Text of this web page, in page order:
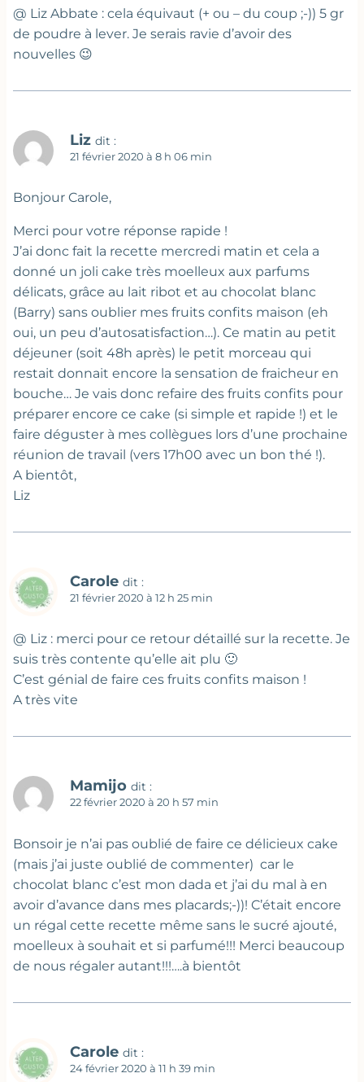
@ Liz Abbate : cela équivaut (+ ou – du coup ;-)) 5 gr
de poudre à lever. Je serais ravie d’avoir des
nouvelles 😉
Liz dit :
21 février 2020 à 8 h 06 min
Bonjour Carole,
Merci pour votre réponse rapide !
J’ai donc fait la recette mercredi matin et cela a
donné un joli cake très moelleux aux parfums
délicats, grâce au lait ribot et au chocolat blanc
(Barry) sans oublier mes fruits confits maison (eh
oui, un peu d’autosatisfaction…). Ce matin au petit
déjeuner (soit 48h après) le petit morceau qui
restait donnait encore la sensation de fraicheur en
bouche… Je vais donc refaire des fruits confits pour
préparer encore ce cake (si simple et rapide !) et le
faire déguster à mes collègues lors d’une prochaine
réunion de travail (vers 17h00 avec un bon thé !).
A bientôt,
Liz
Carole dit :
21 février 2020 à 12 h 25 min
@ Liz : merci pour ce retour détaillé sur la recette. Je
suis très contente qu’elle ait plu 🙂
C’est génial de faire ces fruits confits maison !
A très vite
Mamijo dit :
22 février 2020 à 20 h 57 min
Bonsoir je n’ai pas oublié de faire ce délicieux cake
(mais j’ai juste oublié de commenter) car le
chocolat blanc c’est mon dada et j’ai du mal à en
avoir d’avance dans mes placards;-))! C’était encore
un régal cette recette même sans le sucré ajouté,
moelleux à souhait et si parfumé!!! Merci beaucoup
de nous régaler autant!!!….à bientôt
Carole dit :
24 février 2020 à 11 h 39 min